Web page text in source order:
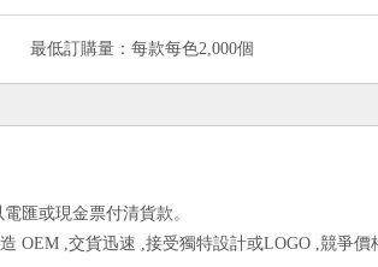
最低訂購量： 每款每色2,000個
匯或現金票付清貨款。
OEM ,交貨迅速 ,接受獨特設計或LOGO ,競爭